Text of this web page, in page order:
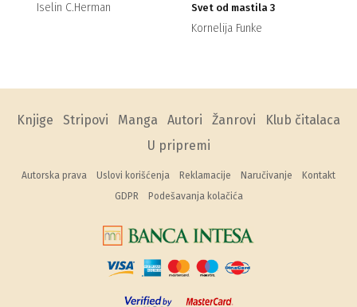
Iselin C.Herman Svet od mastila 3
Kornelija Funke
Knjige Stripovi Manga Autori Žanrovi
Klub čitalaca
U pripremi
Autorska prava Uslovi korišćenja Reklamacije Naručivanje
Kontakt
GDPR
Podešavanja kolačića